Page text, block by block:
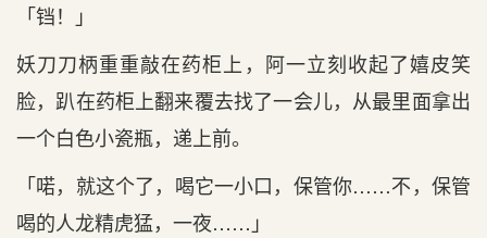
「铛！」
妖刀刀柄重重敲在药柜上，阿一立刻收起了嬉皮笑
脸，趴在药柜上翻来覆去找了一会儿，从最里面拿出
一个白色小瓷瓶，递上前。
「喏，就这个了，喝它一小口，保管你……不，保管
喝的人龙精虎猛，一夜……」